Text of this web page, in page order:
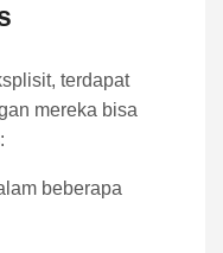
terdapat
mereka bisa
beberapa